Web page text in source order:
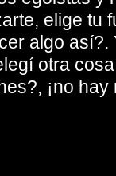
elige tu
algo así?.
otra
¡no hay